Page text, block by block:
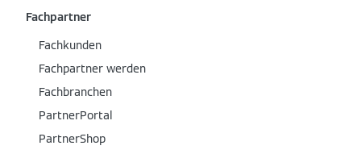
Fachpartner
Fachkunden
Fachpartner werden
Fachbranchen
PartnerPortal
PartnerShop